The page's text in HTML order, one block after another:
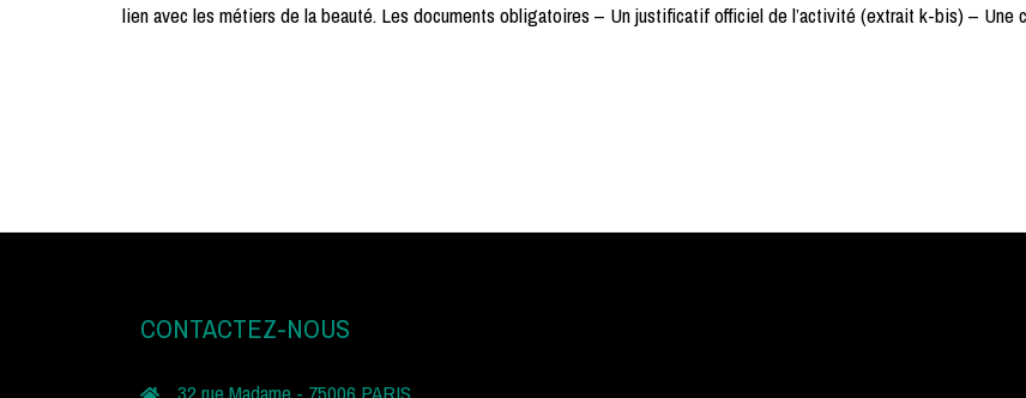
lien avec les métiers de la beauté. Les documents obligatoires – Un justificatif officiel de l’activité (extrait k-bis) –
CONTACTEZ-NOUS